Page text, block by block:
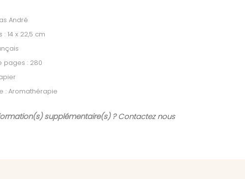
André
14 x 22,5 cm
pages : 280
: Aromathérapie
supplémentaire(s) ?Contactez nous